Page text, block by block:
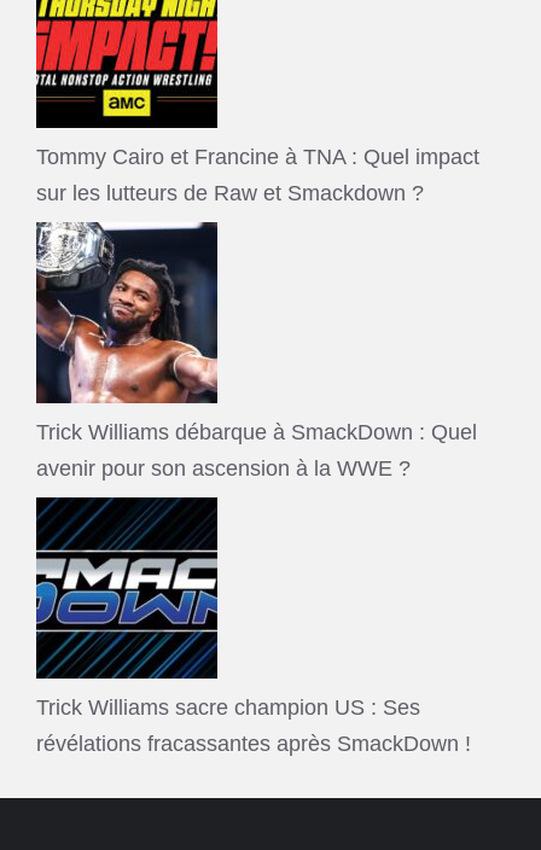
Tommy Cairo et Francine à TNA : Quel impact
sur les lutteurs de Raw et Smackdown ?
Trick Williams débarque à SmackDown : Quel
avenir pour son ascension à la WWE ?
Trick Williams sacre champion US : Ses
révélations fracassantes après SmackDown !